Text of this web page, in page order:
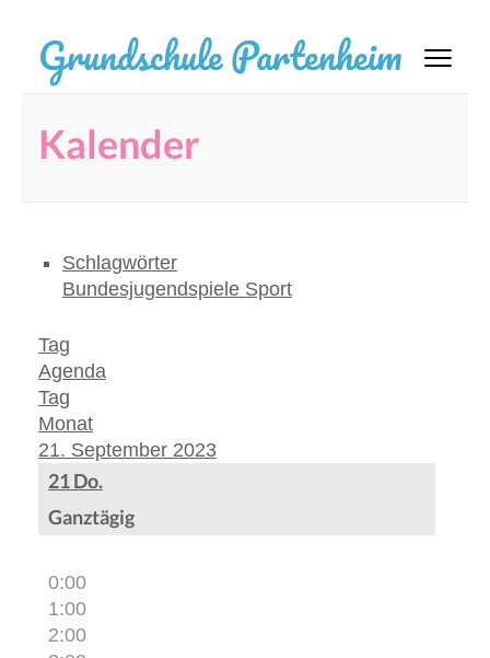
Inhalt
springen
drücken)
Grundschule Partenheim
Kalender
Schlagwörter
Bundesjugendspiele Sport
Tag
Agenda
Tag
Monat
21. September 2023
21Do.
Ganztägig
0:00
1:00
2:00